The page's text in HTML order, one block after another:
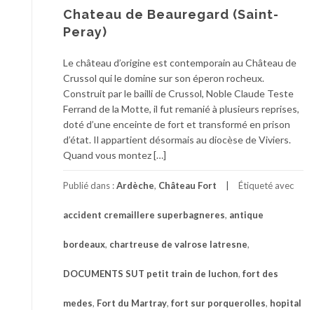
Chateau de Beauregard (Saint-
Peray)
Le château d’origine est contemporain au Château de
Crussol qui le domine sur son éperon rocheux.
Construit par le bailli de Crussol, Noble Claude Teste
Ferrand de la Motte, il fut remanié à plusieurs reprises,
doté d’une enceinte de fort et transformé en prison
d’état. Il appartient désormais au diocèse de Viviers.
Quand vous montez […]
Publié dans :Ardèche, Château Fort Étiqueté avec
accident cremaillere superbagneres, antique
bordeaux, chartreuse de valrose latresne,
DOCUMENTS SUT petit train de luchon, fort des
medes, Fort du Martray, fort sur porquerolles, hopital